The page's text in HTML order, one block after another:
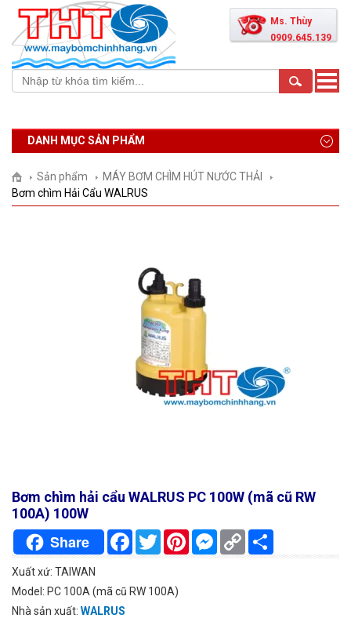
Ms. Thùy
0909.645.139
Toggle
DANH MỤC SẢN PHẨM
Sản phẩm
MÁY BƠM CHÌM HÚT NƯỚC THẢI
Bơm chìm Hải Cẩu WALRUS
Bơm chìm hải cẩu WALRUS PC 100W (mã cũ RW
100A) 100W
Share FacebookTwitterPinterestMessenger
Copy
Link
Xuất xứ: TAIWAN
Model: PC 100A (mã cũ RW 100A)
Nhà sản xuất: WALRUS